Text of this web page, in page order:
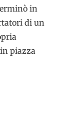
in
di un
piazza